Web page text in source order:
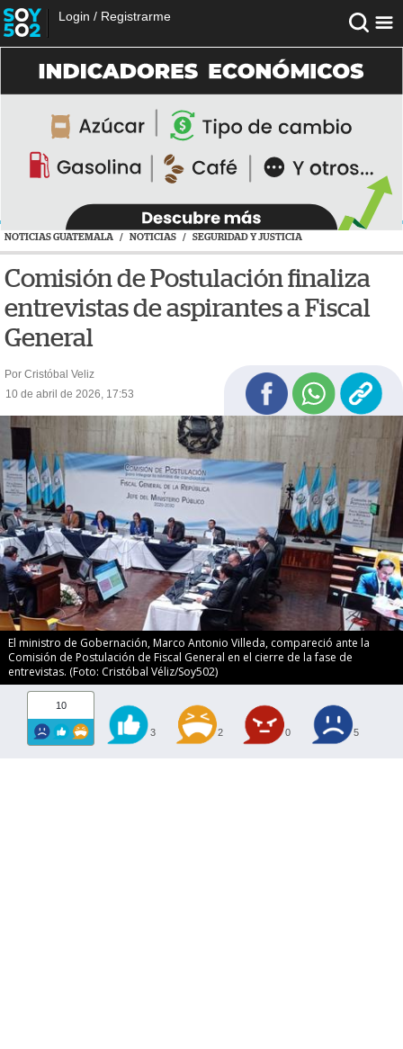
Login / Registrarme
NOTICIAS GUATEMALA / NOTICIAS / SEGURIDAD Y JUSTICIA
Comisión de Postulación finaliza
entrevistas de aspirantes a Fiscal
General
Por Cristóbal Veliz
10 de abril de 2026, 17:53
El ministro de Gobernación, Marco Antonio Villeda, compareció ante la
Comisión de Postulación de Fiscal General en el cierre de la fase de
entrevistas. (Foto: Cristóbal Véliz/Soy502)
10
3 2 0 5